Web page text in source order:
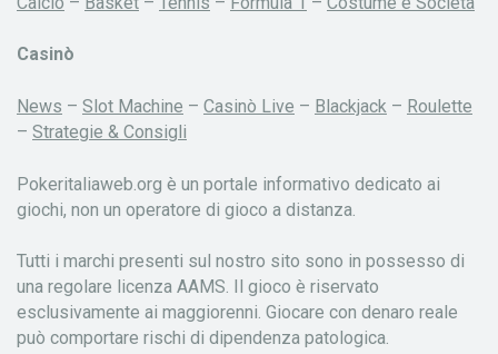
Casinò
News – Slot Machine – Casinò Live – Blackjack – Roulette
– Strategie & Consigli
Pokeritaliaweb.org è un portale informativo dedicato ai
giochi, non un operatore di gioco a distanza.
Tutti i marchi presenti sul nostro sito sono in possesso di
una regolare licenza AAMS. Il gioco è riservato
esclusivamente ai maggiorenni. Giocare con denaro reale
può comportare rischi di dipendenza patologica.